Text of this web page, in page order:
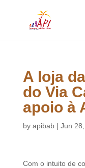
A loja
do Via
apoio à
by apibab| Jun
Com o intuito de